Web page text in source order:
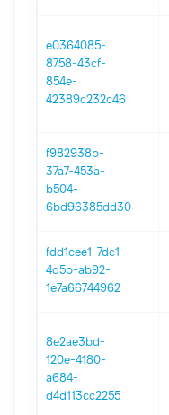
e0364085-
8758-43cf-
854e-
42389c232c46
f982938b-
37a7-453a-
b504-
6bd96385dd30
fdd1cee1-7dc1-
4d5b-ab92-
1e7a66744962
8e2ae3bd-
120e-4180-
a684-
d4d113cc2255